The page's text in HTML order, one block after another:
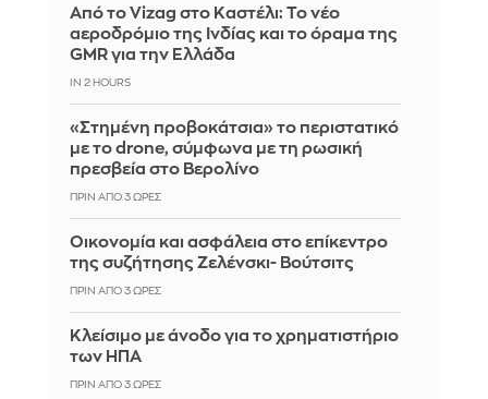
Από το Vizag στο Καστέλι: Το νέο
αεροδρόμιο της Ινδίας και το όραμα της
GMR για την Ελλάδα
IN 2 HOURS
«Στημένη προβοκάτσια» το περιστατικό
με το drone, σύμφωνα με τη ρωσική
πρεσβεία στο Βερολίνο
ΠΡΙΝ ΑΠΌ 3 ΏΡΕΣ
Οικονομία και ασφάλεια στο επίκεντρο
της συζήτησης Ζελένσκι- Βούτσιτς
ΠΡΙΝ ΑΠΌ 3 ΏΡΕΣ
Κλείσιμο με άνοδο για το χρηματιστήριο
των ΗΠΑ
ΠΡΙΝ ΑΠΌ 3 ΏΡΕΣ